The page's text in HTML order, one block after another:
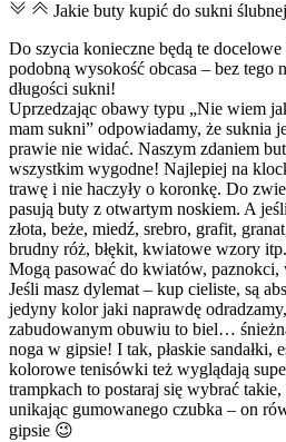
Jakie buty kupić do sukni
Do szycia konieczne będą te
podobną wysokość obcasa – bez tego
długości sukni!
Uprzedzając obawy typu „Nie wiem
mam sukni” odpowiadamy, że suknia
prawie nie widać. Naszym zdaniem
wszystkim wygodne! Najlepiej na
trawę i nie haczyły o koronkę. Do
pasują buty z otwartym noskiem. A
złota, beże, miedź, srebro, grafit,
brudny róż, błękit, kwiatowe wzory
Mogą pasować do kwiatów,
Jeśli masz dylemat – kup cieliste, są
jedyny kolor jaki naprawdę
zabudowanym obuwiu to biel…
noga w gipsie! I tak, płaskie sandałki,
kolorowe tenisówki też wyglądają
trampkach to postaraj się wybrać takie,
unikając gumowanego czubka – on
gipsie 😉